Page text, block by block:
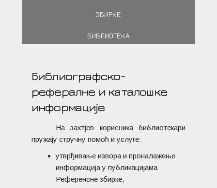
ЗБИРКЕ
БИБЛИОТЕКА
Библиографско-
рефералне и каталошке
информације
На захтјев корисника библиотекари
пружају стручну помоћ и услуге:
утврђивање извора и проналажење
информација у публикацијама
Референсне збирке,